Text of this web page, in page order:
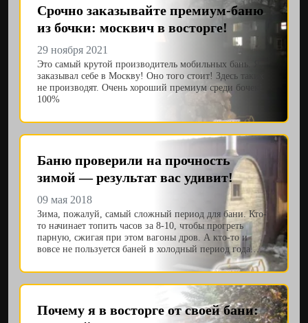
Срочно заказывайте премиум-баню
из бочки: москвич в восторге!
29 ноября 2021
Это самый крутой производитель мобильных бань. Я
заказывал себе в Москву! Оно того стоит! Здесь таких
не производят. Очень хороший премиум среди бочек!
100%
Баню проверили на прочность
зимой — результат вас удивит!
09 мая 2018
Зима, пожалуй, самый сложный период для бани. Кто-
то начинает топить часов за 8-10, чтобы прогреть
парную, сжигая при этом вагоны дров. А кто-то и
вовсе не пользуется баней в холодный период года.…
Почему я в восторге от своей бани: